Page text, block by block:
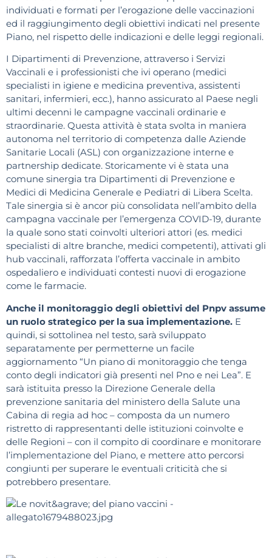
individuati e formati per l’erogazione delle vaccinazioni
ed il raggiungimento degli obiettivi indicati nel presente
Piano, nel rispetto delle indicazioni e delle leggi regionali.
I Dipartimenti di Prevenzione, attraverso i Servizi
Vaccinali e i professionisti che ivi operano (medici
specialisti in igiene e medicina preventiva, assistenti
sanitari, infermieri, ecc.), hanno assicurato al Paese negli
ultimi decenni le campagne vaccinali ordinarie e
straordinarie. Questa attività è stata svolta in maniera
autonoma nel territorio di competenza dalle Aziende
Sanitarie Locali (ASL) con organizzazione interne e
partnership dedicate. Storicamente vi è stata una
comune sinergia tra Dipartimenti di Prevenzione e
Medici di Medicina Generale e Pediatri di Libera Scelta.
Tale sinergia si è ancor più consolidata nell’ambito della
campagna vaccinale per l’emergenza COVID-19, durante
la quale sono stati coinvolti ulteriori attori (es. medici
specialisti di altre branche, medici competenti), attivati gli
hub vaccinali, rafforzata l’offerta vaccinale in ambito
ospedaliero e individuati contesti nuovi di erogazione
come le farmacie.
Anche il monitoraggio degli obiettivi del Pnpv assume
un ruolo strategico per la sua implementazione. E
quindi, si sottolinea nel testo, sarà sviluppato
separatamente per permetterne un facile
aggiornamento “Un piano di monitoraggio che tenga
conto degli indicatori già presenti nel Pno e nei Lea”. E
sarà istituita presso la Direzione Generale della
prevenzione sanitaria del ministero della Salute una
Cabina di regia ad hoc – composta da un numero
ristretto di rappresentanti delle istituzioni coinvolte e
delle Regioni – con il compito di coordinare e monitorare
l’implementazione del Piano, e mettere atto percorsi
congiunti per superare le eventuali criticità che si
potrebbero presentare.